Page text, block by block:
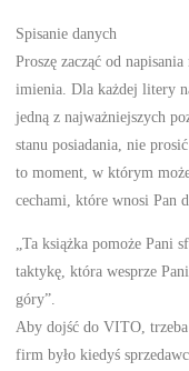
Spisanie danych
Proszę zacząć od
imienia. Dla każdej litery
jedną z najważniejszych
stanu posiadania, nie
to moment, w którym
cechami, które wnosi Pan
„Ta książka pomoże Pani
taktykę, która wesprze
góry”.
Aby dojść do VITO,
firm było kiedyś